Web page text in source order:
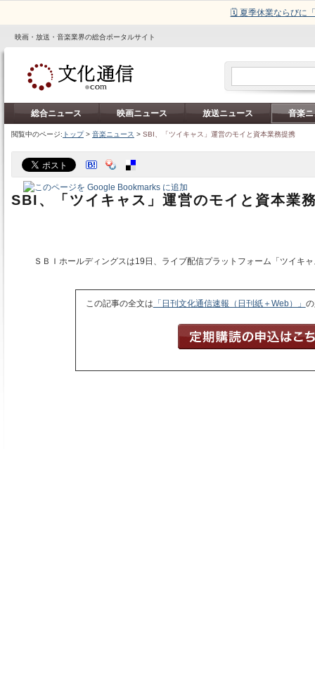
🗓️ 夏季休業ならびに
映画・放送・音楽業界の総合ポータルサイト
総合ニュース 映画ニュース 放送ニュース 音楽
閲覧中のページ: トップ> 音楽ニュース > SBI、「ツイキャス」運営のモイと資本業務提携
SBI、「ツイキャス」運営のモイと資本業
ＳＢＩホールディングスは19日、ライブ配信プラットフォーム「ツイキ
この記事の全文は 「日刊文化通信速報（日刊紙＋Web）」